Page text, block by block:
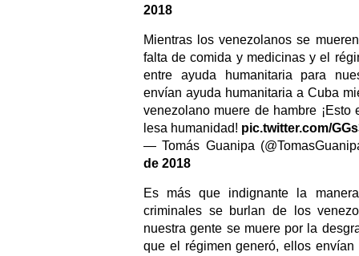
2018
Mientras los venezolanos se
falta de comida y medicinas y el
entre ayuda humanitaria para
envían ayuda humanitaria a Cuba
venezolano muere de hambre ¡Esto
lesa humanidad! pic.twitter.com/
— Tomás Guanipa
de 2018
Es más que indignante la
criminales se burlan de los
nuestra gente se muere por la
que el régimen generó, ellos